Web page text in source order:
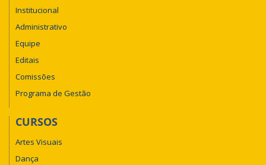
Institucional
Administrativo
Equipe
Editais
Comissões
Programa de Gestão
CURSOS
Artes Visuais
Dança